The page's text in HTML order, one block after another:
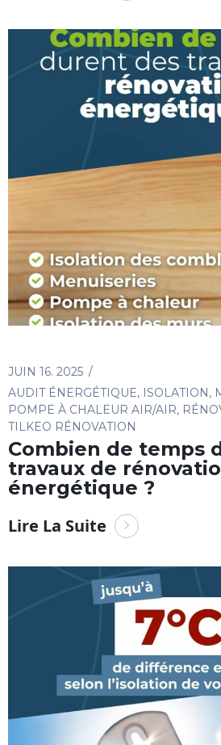
JUIN 16. 2025
AUDIT ÉNERGÉTIQUE, ISOLATION,
POMPE À CHALEUR AIR/AIR,
TILKEO RÉNOVATION
Combien de temps
travaux de
énergétique ?
Lire La Suite